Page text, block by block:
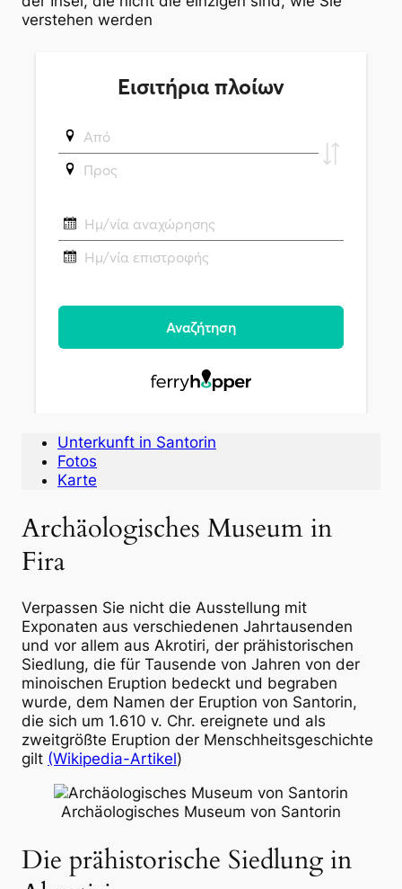
verstehen werden
Unterkunft in Santorin
Fotos
Karte
Archäologisches Museum in
Fira
Verpassen Sie nicht die Ausstellung mit
Exponaten aus verschiedenen Jahrtausenden
und vor allem aus Akrotiri, der prähistorischen
Siedlung, die für Tausende von Jahren von der
minoischen Eruption bedeckt und begraben
wurde, dem Namen der Eruption von Santorin,
die sich um 1.610 v. Chr. ereignete und als
zweitgrößte Eruption der Menschheitsgeschichte
gilt (Wikipedia-Artikel)
Archäologisches Museum von Santorin
Die prähistorische Siedlung in